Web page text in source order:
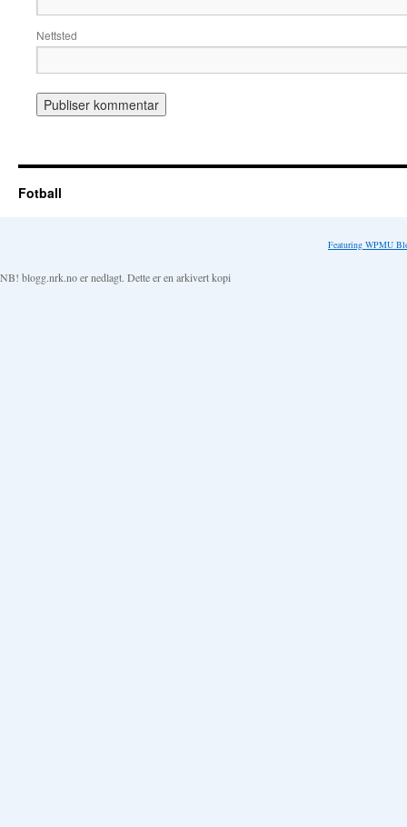
Nettsted
Fotball
Featuring WPMU
NB! blogg.nrk.no er nedlagt. Dette er en arkivert kopi